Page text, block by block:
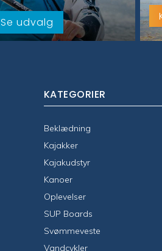
Se udvalg
KATEGORIER
Beklædning
Kajakker
Kajakudstyr
Kanoer
Oplevelser
SUP Boards
Svømmeveste
Vandcykler